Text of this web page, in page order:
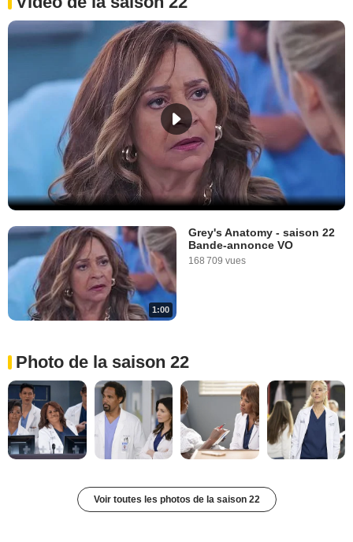
1:00
Grey's Anatomy - saison 22
Bande-annonce VO
168 709 vues
Photo de la saison 22
Voir toutes les photos de la saison 22